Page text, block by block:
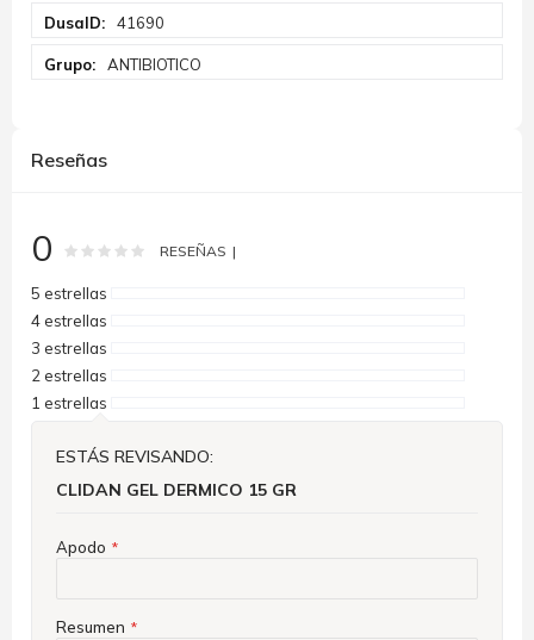
41690
ANTIBIOTICO
Reseñas
0 Rating: % of100
RESEÑAS
5 estrellas
4 estrellas
3 estrellas
2 estrellas
1 estrellas
ESTÁS REVISANDO:
CLIDAN GEL DERMICO 15 GR
Apodo
Resumen